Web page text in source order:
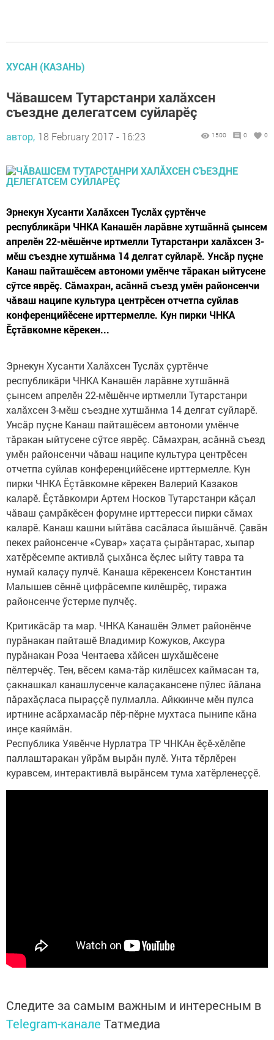
ХУСАН (КАЗАНЬ)
Чăвашсем Тутарстанри халăхсен
съездне делегатсем суйларӗç
автор, 18 February 2017 - 16:23 1500 0 0
Эрнекун Хусанти Халăхсен Туслăх çуртӗнче
республикăри ЧНКА Канашӗн ларăвне хутшăннă çынсем
апрелӗн 22-мӗшӗнче иртмелли Тутарстанри халăхсен 3-
мӗш съездне хутшăнма 14 делгат суйларӗ. Унсăр пуçне
Канаш пайташӗсем автономи умӗнче тăракан ыйтусене
сӳтсе яврӗç. Сăмахран, асăннă съезд умӗн районсенчи
чăваш наципе культура центрӗсен отчетпа суйлав
конференцийӗсене ирттермелле. Кун пирки ЧНКА
Ӗçтăвкомне кӗрекен...
Эрнекун Хусанти Халăхсен Туслăх çуртӗнче
республикăри ЧНКА Канашӗн ларăвне хутшăннă
çынсем апрелӗн 22-мӗшӗнче иртмелли Тутарстанри
халăхсен 3-мӗш съездне хутшăнма 14 делгат суйларӗ.
Унсăр пуçне Канаш пайташӗсем автономи умӗнче
тăракан ыйтусене сӳтсе яврӗç. Сăмахран, асăннă съезд
умӗн районсенчи чăваш наципе культура центрӗсен
отчетпа суйлав конференцийӗсене ирттермелле. Кун
пирки ЧНКА Ӗçтăвкомне кӗрекен Валерий Казаков
каларӗ. Ӗçтăвкомри Артем Носков Тутарстанри кăçал
чăваш çамрăкӗсен форумне ирттересси пирки сăмах
каларӗ. Канаш кашни ыйтăва сасăласа йышăнчӗ. Çавăн
пекех районсенче «Сувар» хаçата çырăнтарас, хыпар
хатӗрӗсемпе активлă çыхăнса ӗçлес ыйту тавра та
нумай калаçу пулчӗ. Канаша кӗрекенсем Константин
Малышев сӗннӗ цифрăсемпе килӗшрӗç, тиража
районсенче ӳстерме пулчӗç.
Критикăсăр та мар. ЧНКА Канашӗн Элмет районӗнче
пурăнакан пайташӗ Владимир Кожуков, Аксура
пурăнакан Роза Чентаева хăйсен шухăшӗсене
пӗлтерчӗç. Тен, вӗсем кама-тăр килӗшсех каймасан та,
çакнашкал канашлусенче калаçакансене пӳлес йăлана
пăрахăçласа пыраççӗ пулмалла. Айккинче мӗн пулса
иртнине асăрхамасăр пӗр-пӗрне мухтаса пынипе кăна
инçе каяймăн.
Республика Уявӗнче Нурлатра ТР ЧНКАн ӗçӗ-хӗлӗпе
паллаштаракан уйрăм вырăн пулӗ. Унта тӗрлӗрен
куравсем, интерактивлă вырăнсем тума хатӗрленеççӗ.
Следите за самым важным и интересным в
Telegram-канале Татмедиа